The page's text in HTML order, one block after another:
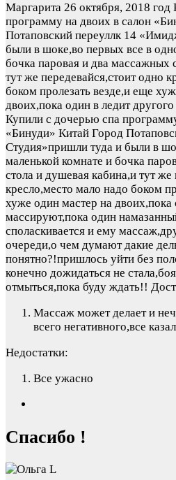
Маргарита 26 октября, 2018 год
программу на двоих в салон
Потаповский переуллк 14
были в шоке,во первых все в
бочка паровая и два массажных
тут же передевайся,стоит одно
боком пролезать везде,и еще
двоих,пока один в ледит
Купили с дочерью спа
«Бинуди» Китай Город
Студия»пришли туда и были в
маленькой комнате и бочка
стола и душевая кабина,и тут же
кресло,место мало надо боком
хуже один мастер на двоих,пока
массируют,пока один
споласкивается и ему
очереди,о чем думают дакие
понятно?!пришлось уйти без
конечно дожидаться не
отмыться,пока буду ждать!!
Массаж может делает и
всего негативного,все
Недостатки:
Все ужасно
Спасибо !